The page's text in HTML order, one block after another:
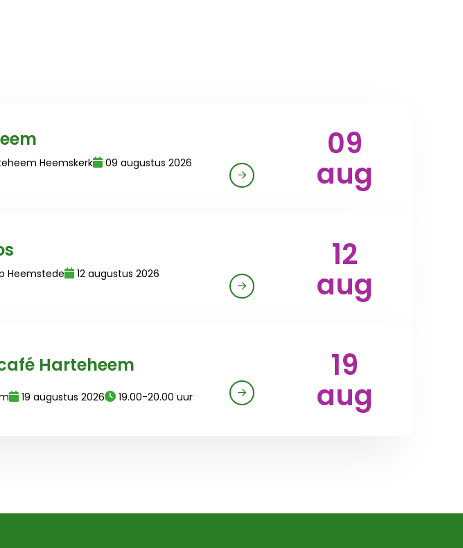
Heemskerk
09 augustus 2026
09
aug
Heemstede
12 augustus 2026
12
aug
Harteheem
19 augustus 2026 19.00-20.00 uur
19
aug